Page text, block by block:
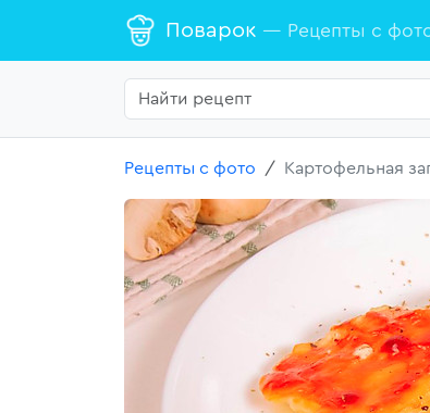
Поварок — Рецепты с
Рецепты с фото Картофельная